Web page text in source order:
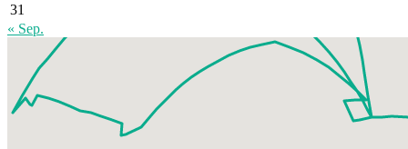
31
« Sep.